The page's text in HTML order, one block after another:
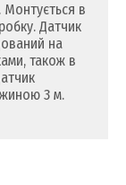
в
Датчик
на
також в
3 м.